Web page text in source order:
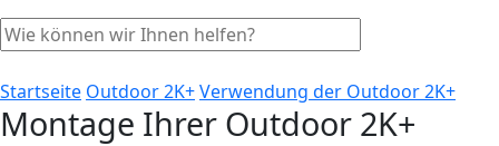
Startseite Outdoor 2K+Verwendung der Outdoor 2K+
Montage Ihrer Outdoor 2K+